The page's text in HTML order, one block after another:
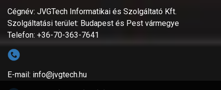
Cégnév: JVGTech Informatikai és Szolgáltató Kft.
Szolgáltatási terület: Budapest és Pest vármegye
Telefon: +36-70-363-7641
E-mail: info@jvgtech.hu